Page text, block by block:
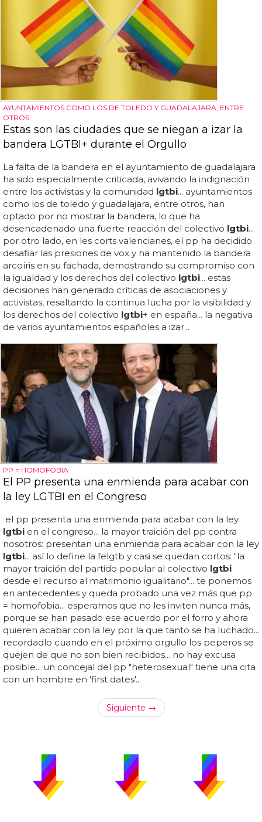
AYUNTAMIENTOS COMO LOS DE TOLEDO Y GUADALAJARA, ENTRE
OTROS.
Estas son las ciudades que se niegan a izar la
bandera LGTBI+ durante el Orgullo
La falta de la bandera en el ayuntamiento de guadalajara
ha sido especialmente criticada, avivando la indignación
entre los activistas y la comunidad lgtbi... ayuntamientos
como los de toledo y guadalajara, entre otros, han
optado por no mostrar la bandera, lo que ha
desencadenado una fuerte reacción del colectivo lgtbi...
por otro lado, en les corts valencianes, el pp ha decidido
desafiar las presiones de vox y ha mantenido la bandera
arcoíris en su fachada, demostrando su compromiso con
la igualdad y los derechos del colectivo lgtbi... estas
decisiones han generado críticas de asociaciones y
activistas, resaltando la continua lucha por la visibilidad y
los derechos del colectivo lgtbi+ en españa... la negativa
de varios ayuntamientos españoles a izar...
PP = HOMOFOBIA
El PP presenta una enmienda para acabar con
la ley LGTBI en el Congreso
el pp presenta una enmienda para acabar con la ley
lgtbi en el congreso... la mayor traición del pp contra
nosotros: presentan una enmienda para acabar con la ley
lgtbi... así lo define la felgtb y casi se quedan cortos: "la
mayor traición del partido popular al colectivo lgtbi
desde el recurso al matrimonio igualitario"... te ponemos
en antecedentes y queda probado una vez más que pp
= homofobia... esperamos que no les inviten nunca más,
porque se han pasado ese acuerdo por el forro y ahora
quieren acabar con la ley por la que tanto se ha luchado...
recordadlo cuando en el próximo orgullo los peperos se
quejen de que no son bien recibidos... no hay excusa
posible... un concejal del pp "heterosexual" tiene una cita
con un hombre en 'first dates'...
Siguiente →